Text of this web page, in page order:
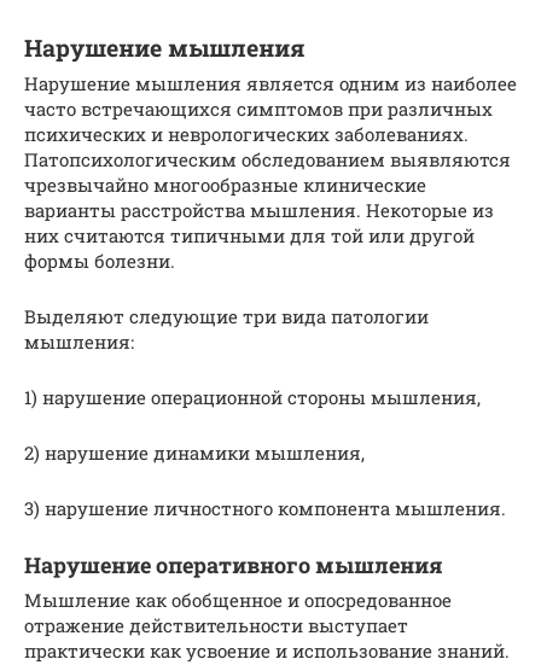
Нарушение мышления
Нарушение мышления является одним из наиболее
часто встречающихся симптомов при различных
психических и неврологических заболеваниях.
Патопсихологическим обследованием выявляются
чрезвычайно многообразные клинические
варианты расстройства мышления. Некоторые из
них считаются типичными для той или другой
формы болезни.
Выделяют следующие три вида патологии
мышления:
1) нарушение операционной стороны мышления,
2) нарушение динамики мышления,
3) нарушение личностного компонента мышления.
Нарушение оперативного мышления
Мышление как обобщенное и опосредованное
отражение действительности выступает
практически как усвоение и использование знаний.